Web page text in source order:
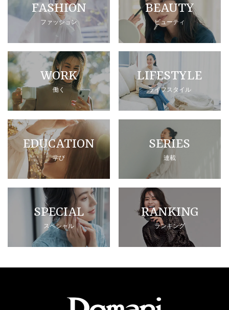
FASHION
ファッション
BEAUTY
ビューティ
WORK
働く
LIFESTYLE
ライフスタイル
EDUCATION
学び
SERIES
連載
SPECIAL
スペシャル
RANKING
ランキング